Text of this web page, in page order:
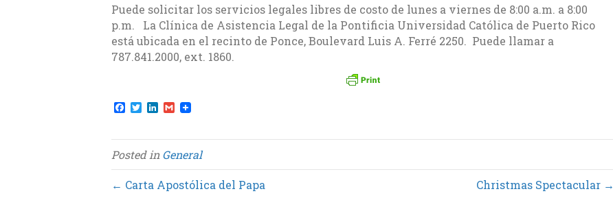
Puede solicitar los servicios legales libres de costo de lunes a viernes de 8:00 a.m. a 8:00
p.m. La Clínica de Asistencia Legal de la Pontificia Universidad Católica de Puerto Rico
está ubicada en el recinto de Ponce, Boulevard Luis A. Ferré 2250. Puede llamar a
787.841.2000, ext. 1860.
F
a
e
b
o
o
k
T
w
t
t
e
r
L
k
e
d
I
n
G
m
i
l
Posted inGeneral
← Carta Apostólica del Papa Christmas Spectacular →